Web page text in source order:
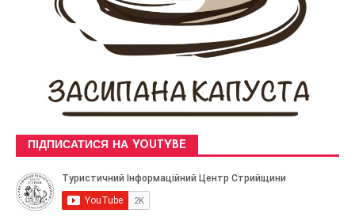
ПІДПИСАТИСЯ НА YOUTYBE